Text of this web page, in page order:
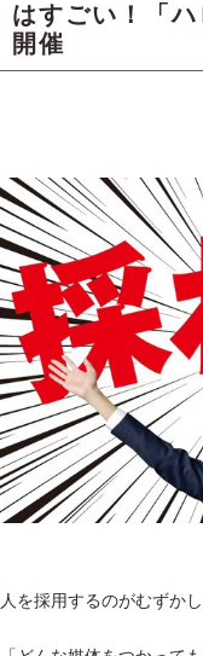
はすごい！「
開催
人を採用するのがむずかし